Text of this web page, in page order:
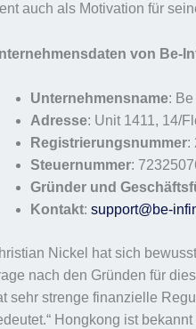
auch als Motivation für
von Be-
Unternehmensname:
Adresse: Unit 1411, 14/
Registrierungsnummer:
Steuernummer:
Gründer und
Kontakt: support@be-
Nickel hat sich
nach den Gründen für
sehr strenge finanzielle
Hongkong ist